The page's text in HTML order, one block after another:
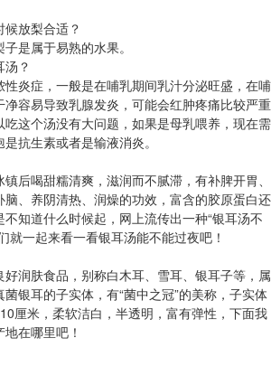
放梨合适？
是属于易熟的水果。
？
炎症，一般是在哺乳期间乳汁分泌旺盛，在哺
容易导致乳腺发炎，可能会红肿疼痛比较严重
这个汤没有大问题，如果是母乳喂养，现在需
抗生素或者是输液消炎。
后喝甜糯清爽，滋润而不腻滞，有补脾开胃、
、养阴清热、润燥的功效，富含的胶原蛋白还
知道什么时候起，网上流传出一种“银耳汤不
就一起来看一看银耳汤能不能过夜吧！
润肤食品，别称白木耳、雪耳、银耳子等，属
银耳的子实体，有“菌中之冠”的美称，子实体
厘米，柔软洁白，半透明，富有弹性，下面我
在哪里吧！